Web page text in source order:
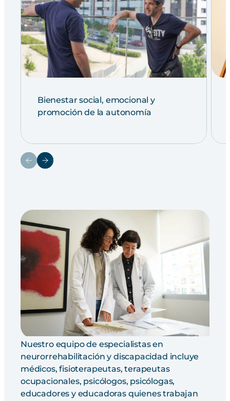
Bienestar social, emocional y
promoción de la autonomía
Nuestro equipo de especialistas en
neurorrehabilitación y discapacidad incluye
médicos, fisioterapeutas, terapeutas
ocupacionales, psicólogos, psicólogas,
educadores y educadoras quienes trabajan